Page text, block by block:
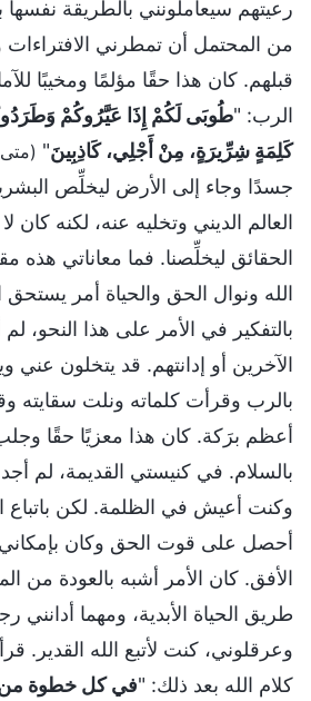
رعيتهم سيعاملونني بالطريقة نفسها
من المحتمل أن تمطرني
قبلهم. كان هذا حقًا مؤلمًا ومخيبًا
الرب: "طُوبَى لَكُمْ إِذَا عَيَّرُوكُمْ
كَلِمَةٍ شِرِّيرَةٍ، مِنْ أَجْلِي، كَاذِبِينَ" (متى 5: 11)
جسدًا وجاء إلى الأرض ليخلِّص
العالم الديني وتخليه عنه، لكنه كان
الحقائق ليخلِّصنا. فما معاناتي هذه
الله ونوال الحق والحياة أمر يستحق
بالتفكير في الأمر على هذا النحو،
الآخرين أو إدانتهم. قد يتخلون عني
بالرب وقرأت كلماته ونلت سقايته
أعظم برَكة. كان هذا معزيًا حقًا
بالسلام. في كنيستي القديمة، لم
وكنت أعيش في الظلمة. لكن باتباع
أحصل على قوت الحق وكان
الأفق. كان الأمر أشبه بالعودة من
طريق الحياة الأبدية، ومهما أدانني
وعرقلوني، كنت لأتبع الله القدير.
كلام الله بعد ذلك: "في كل خطوة من